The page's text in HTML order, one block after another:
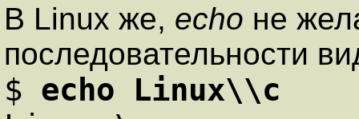
В Linux же, echo не
последовательности
$ echo Linux\\с